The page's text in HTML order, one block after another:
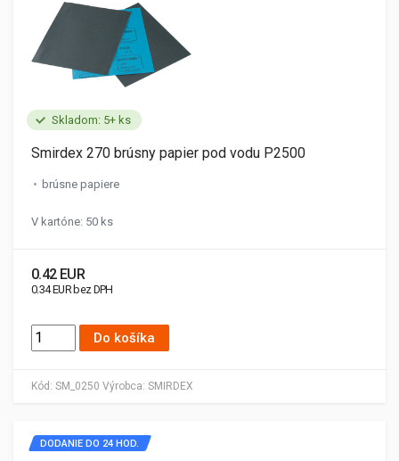
Skladom: 5+ ks
Kód: SM_0250 Výrobca: SMIRDEX
Smirdex 270 brúsny papier pod vodu P2500
brúsne papiere
V kartóne: 50 ks
0.42 EUR
0.34 EUR bez DPH
Do košíka
DODANIE DO 24 HOD.